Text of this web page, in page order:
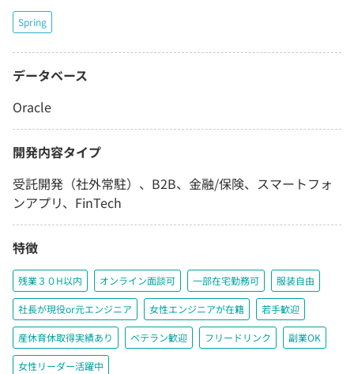
Spring
データベース
Oracle
開発内容タイプ
受託開発（社外常駐）、B2B、金融/保険、スマートフォ
ンアプリ、FinTech
特徴
残業３０H以内 オンライン面談可 一部在宅勤務可 服装自由
社長が現役or元エンジニア 女性エンジニアが在籍 若手歓迎
産休育休取得実績あり ベテラン歓迎 フリードリンク 副業OK
女性リーダー活躍中